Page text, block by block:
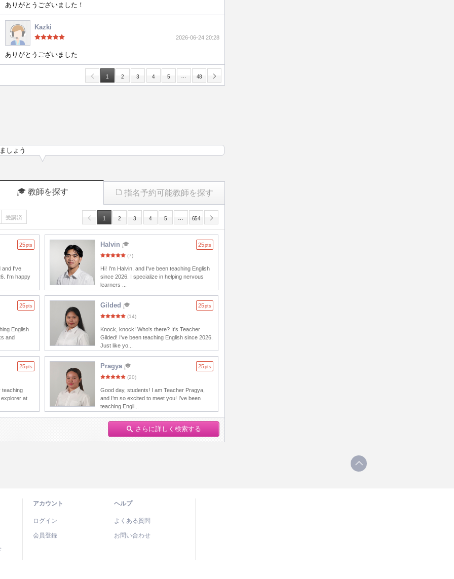
ありがとうございました！
Kazki
2026-06-24 20:28
ありがとうございました
1 2 3 4 5 48
教師を探す 指名予約可能教師を探す
しょう
受講済 1 2 3 4 5 654
25pts
and I've
I'm happy
Halvin 25pts
(7)
Hi! I'm Halvin, and I've been teaching English
since 2026. I specialize in helping nervous
learners ...
25pts
English
and
Gilded 25pts
(14)
Knock, knock! Who's there? It's Teacher
Gilded! I've been teaching English since 2026.
Just like yo...
25pts
teaching
explorer at
Pragya 25pts
(20)
Good day, students! I am Teacher Pragya,
and I’m so excited to meet you! I’ve been
teaching Engli...
さらに詳しく検索する
アカウント
ログイン
会員登録
ヘルプ
よくある質問
お問い合わせ